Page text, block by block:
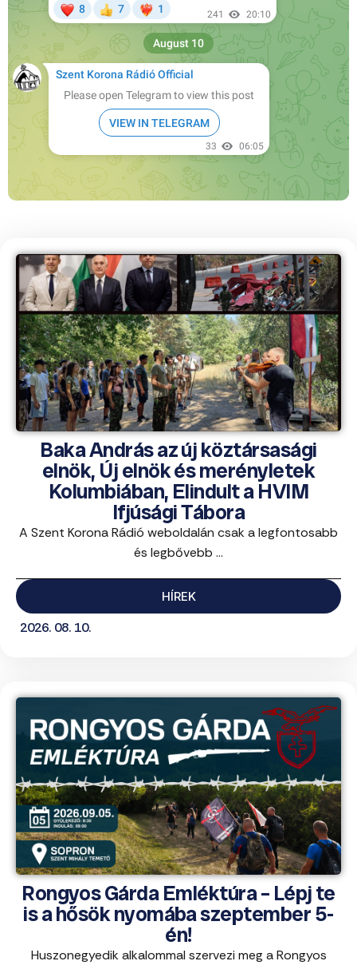
Baka András az új köztársasági
elnök, Új elnök és merényletek
Kolumbiában, Elindult a HVIM
Ifjúsági Tábora
A Szent Korona Rádió weboldalán csak a legfontosabb
és legbővebb ...
HÍREK
2026. 08. 10.
Rongyos Gárda Emléktúra – Lépj te
is a hősök nyomába szeptember 5-
én!
Huszonegyedik alkalommal szervezi meg a Rongyos